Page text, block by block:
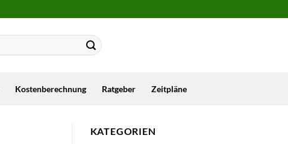
Kostenberechnung Ratgeber Zeitpläne
KATEGORIEN